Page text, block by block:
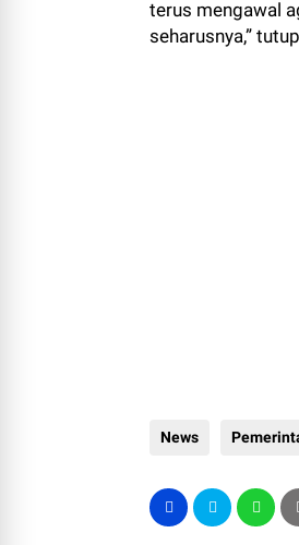
terus mengawal
seharusnya,”
News